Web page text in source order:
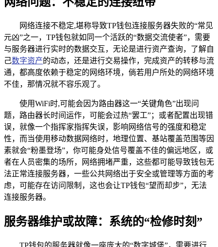
网络连接不稳定,堪称导致TP钱包连接服务器失败的“常见
元凶”之一，TP钱包就如同一个活跃的“数据交流使者”，需要
与服务器进行实时的数据交互，无论是进行资产查询，了解自
己数字资产的动态，还是进行交易操作，完成资产的转移与流
通，都高度依赖于稳定的网络环境，倘若用户所处的网络环境
不佳，那情况就不容乐观了。
使用WiFi时,可能会因为路由器这一“关键角色”出现问
题，路由器长时间运作，可能会过热“罢工”；或者配置出现错
误，就像一个指挥家指挥失误，影响网络信号的强度和稳定
性，而当使用移动数据网络时，地理位置、基站覆盖范围等因
素就会“粉墨登场”，你可能身处信号覆盖不佳的偏远地区，或
者在人员密集的场所，网络拥堵严重，这些都可能导致钱包无
法正常连接服务器，一些公共网络出于安全或管理等方面的考
虑，可能存在访问限制，这也会让TP钱包“望而却步”，无法
连接服务器。
服务器维护或故障：系统的“检修时刻”
TP钱包的服务器就像一座庞大的“数字城堡”，需要进行